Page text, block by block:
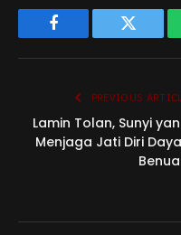
Facebook Twitter
PREVIOUS
Lamin Tolan, Sunyi
Menjaga Jati Diri